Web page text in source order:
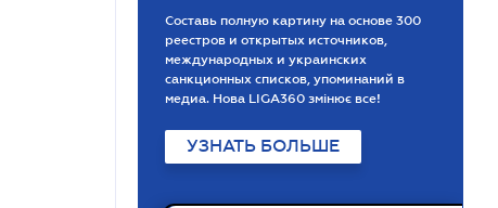
Составь полную картину на основе 300
реестров и открытых источников,
международных и украинских
санкционных списков, упоминаний в
медиа. Нова LIGA360 змінює все!
УЗНАТЬ БОЛЬШЕ